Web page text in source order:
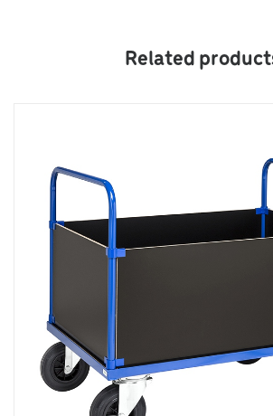
Related